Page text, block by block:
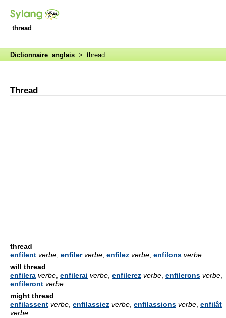
thread
Dictionnaire anglais > thread
Thread
thread
enfilent verbe enfiler verbe enfilez verbe enfilons verbe
will thread
enfilera verbe, enfilerai verbe, enfilerez verbe, enfilerons verbe,
enfileront verbe
might thread
enfilassent verbe enfilassiez verbe enfilassions verbe enfilât
verbe